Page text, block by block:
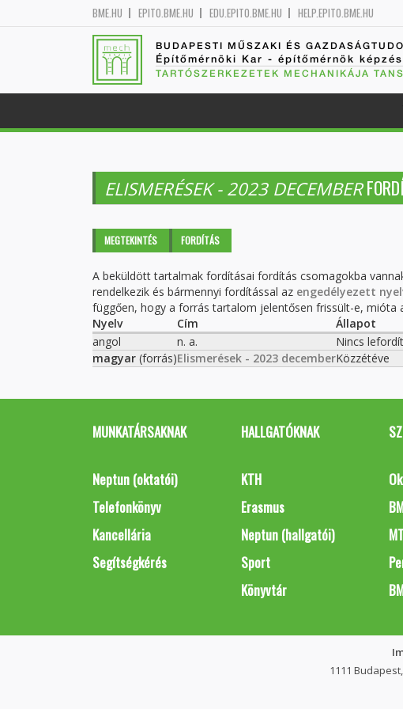
BME.HU EPITO.BME.HU EDU.EPITO.BME.HU HELP.EPITO.BME.HU
BUDAPESTI MŰSZAKI ÉS
Építőmérnöki Kar - építőmérnök
TARTÓSZERKEZETEK MECHANIKÁJA
ELISMERÉSEK - 2023 DECEMBER
Elsődleges fülek
MEGTEKINTÉS FORDÍTÁS
A beküldött tartalmak fordításai fordítás csomagokba
rendelkezik és bármennyi fordítással az engedélyezett
függően, hogy a forrás tartalom jelentősen frissült-e, mióta
Nyelv
Cím Állapot
angol
n. a.
Nincs
magyar (forrás)Elismerések - 2023 decemberKözzétéve
MUNKATÁRSAKNAK
Neptun (oktatói)
Telefonkönyv
Kancellária
Segítségkérés
HALLGATÓKNAK
KTH
Erasmus
Neptun (hallgatói)
Sport
Könyvtár
1111